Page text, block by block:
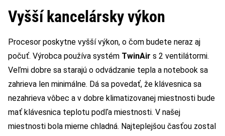
Vyšší kancelársky výkon
Procesor poskytne vyšší výkon, o čom budete neraz aj
počuť. Výrobca používa systém TwinAir s 2 ventilátormi.
Veľmi dobre sa starajú o odvádzanie tepla a notebook sa
zahrieva len minimálne. Dá sa povedať, že klávesnica sa
nezahrieva vôbec a v dobre klimatizovanej miestnosti bude
mať klávesnica teplotu podľa miestnosti. V našej
miestnosti bola mierne chladná. Najteplejšou časťou zostal